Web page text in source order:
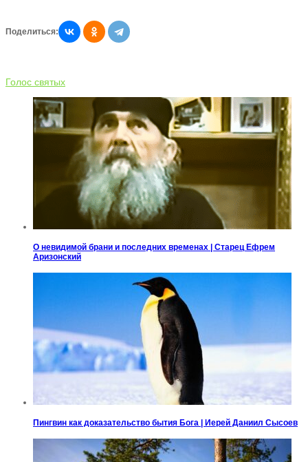
Поделиться:
Голос святых
О невидимой брани и последних временах | Старец Ефрем
Аризонский
Пингвин как доказательство бытия Бога | Иерей Даниил Сысоев